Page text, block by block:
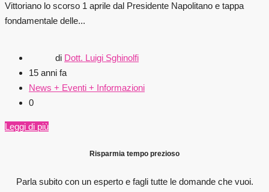
Vittoriano lo scorso 1 aprile dal Presidente Napolitano e tappa
fondamentale delle...
di Dott. Luigi Sghinolfi
15 anni fa
News + Eventi + Informazioni
0
Leggi di più
Risparmia tempo prezioso
Parla subito con un esperto e faglitutte le domande che vuoi.